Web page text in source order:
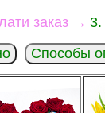
заказ → 3.
Способы